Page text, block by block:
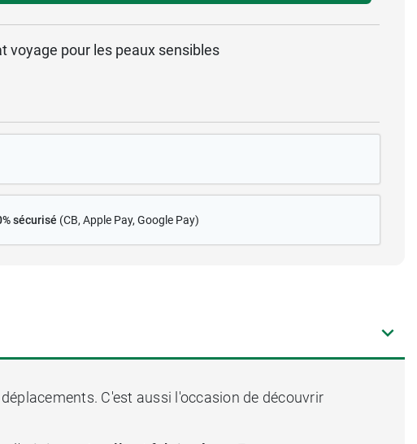
voyage pour les peaux sensibles
sécurisé (CB, Apple Pay, Google Pay)
C'est aussi l'occasion de découvrir